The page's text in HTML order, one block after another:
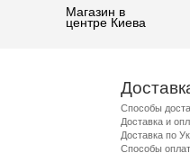
Магазин в
центре Киева
Способы
Доставка и
Доставка по
Способы